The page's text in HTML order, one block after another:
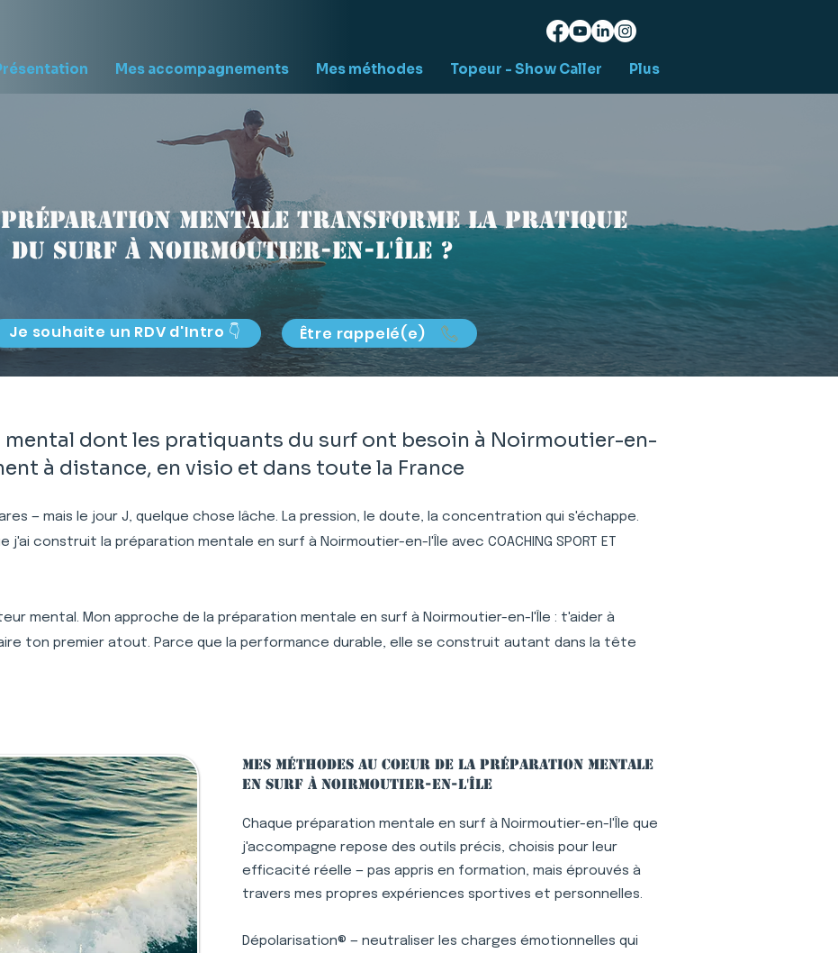
Mes accompagnements Mes méthodes Topeur - Show Caller Plus
préparation mentale transforme la pratique
du surf à Noirmoutier-en-l'Île ?
Je souhaite un RDV d'Intro 👇 Être rappelé(e)
mental dont les pratiquants du surf ont besoin à Noirmoutier-en-
à distance, en visio et dans toute la France
— mais le jour J, quelque chose lâche. La pression, le doute, la concentration qui s'échappe.
construit la préparation mentale en surf à Noirmoutier-en-l'Île avec COACHING SPORT ET
mental. Mon approche de la préparation mentale en surf à Noirmoutier-en-l'Île : t'aider à
ton premier atout. Parce que la performance durable, elle se construit autant dans la tête
Mes méthodes au coeur de la préparation mentale
en surf à Noirmoutier-en-l'Île
Chaque préparation mentale en surf à Noirmoutier-en-l'Île que
j'accompagne repose des outils précis, choisis pour leur
efficacité réelle — pas appris en formation, mais éprouvés à
travers mes propres expériences sportives et personnelles.
Dépolarisation® — neutraliser les charges émotionnelles qui